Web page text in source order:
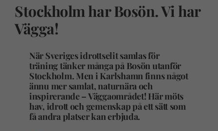
Stockholm har Bosön. Vi har
Vägga!
När Sveriges idrottselit samlas för
träning tänker många på Bosön utanför
Stockholm. Men i Karlshamn finns något
ännu mer samlat, naturnära och
inspirerande – Väggaområdet! Här möts
hav, idrott och gemenskap på ett sätt som
få andra platser kan erbjuda.